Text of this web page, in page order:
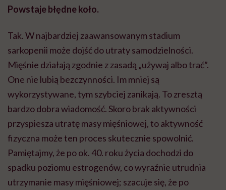
Powstaje błędne koło.
Tak. W najbardziej zaawansowanym stadium
sarkopenii może dojść do utraty samodzielności.
Mięśnie działają zgodnie z zasadą „używaj albo trać”.
One nie lubią bezczynności. Im mniej są
wykorzystywane, tym szybciej zanikają. To zresztą
bardzo dobra wiadomość. Skoro brak aktywności
przyspiesza utratę masy mięśniowej, to aktywność
fizyczna może ten proces skutecznie spowolnić.
Pamiętajmy, że po ok. 40. roku życia dochodzi do
spadku poziomu estrogenów, co wyraźnie utrudnia
utrzymanie masy mięśniowej; szacuje się, że po